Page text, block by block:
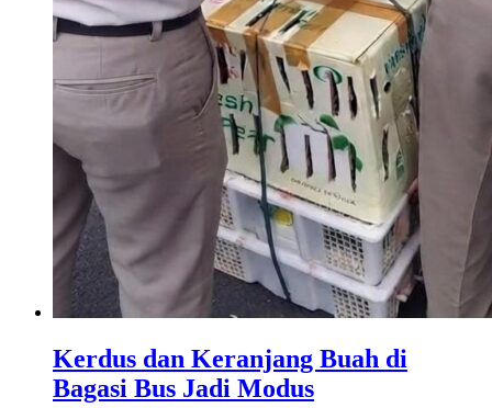
Kerdus dan Keranjang Buah di
Bagasi Bus Jadi Modus